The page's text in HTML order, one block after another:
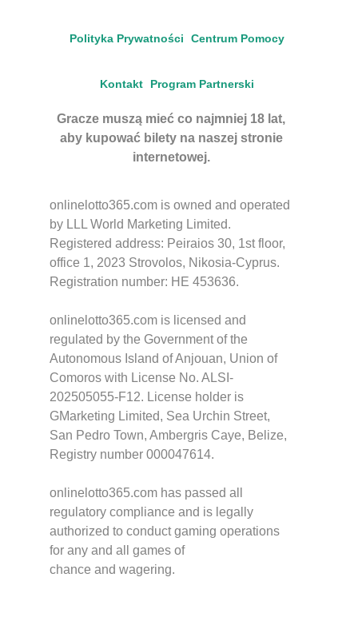
Polityka Prywatności Centrum Pomocy
Kontakt Program Partnerski
Gracze muszą mieć co najmniej 18 lat,
aby kupować bilety na naszej stronie
internetowej.
onlinelotto365.com is owned and operated
by LLL World Marketing Limited.
Registered address: Peiraios 30, 1st floor,
office 1, 2023 Strovolos, Nikosia-Cyprus.
Registration number: HE 453636.
onlinelotto365.com is licensed and
regulated by the Government of the
Autonomous Island of Anjouan, Union of
Comoros with License No. ALSI-
202505055-F12. License holder is
GMarketing Limited, Sea Urchin Street,
San Pedro Town, Ambergris Caye, Belize,
Registry number 000047614.
onlinelotto365.com has passed all
regulatory compliance and is legally
authorized to conduct gaming operations
for any and all games of
chance and wagering.